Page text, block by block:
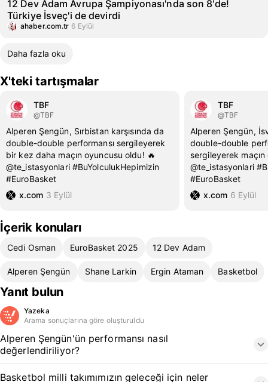
12 Dev Adam Avrupa Şampiyonası'nda son 8'de!
Türkiye İsveç'i de devirdi
ahaber.com.tr 6 Eylül
Daha fazla oku
X'teki tartışmalar
TBF
@TBF
Alperen Şengün, Sırbistan karşısında da
double-double performansı sergileyerek
bir kez daha maçın oyuncusu oldu! 🔥
@te_istasyonlari #BuYolculukHepimizin
#EuroBasket
x.com 3 Eylül
TBF
@TBF
Alperen Şengün,
double-double
sergileyerek
@te_istasyonlari
#EuroBasket
x.com 6 Eylül
İçerik konuları
Cedi Osman EuroBasket 2025 12 Dev Adam
Alperen Şengün Shane Larkin Ergin Ataman Basketbol
Yanıt bulun
Yazeka
Arama sonuçlarına göre oluşturuldu
Alperen Şengün'ün performansı nasıl
değerlendiriliyor?
Basketbol milli takımımızın geleceği için neler